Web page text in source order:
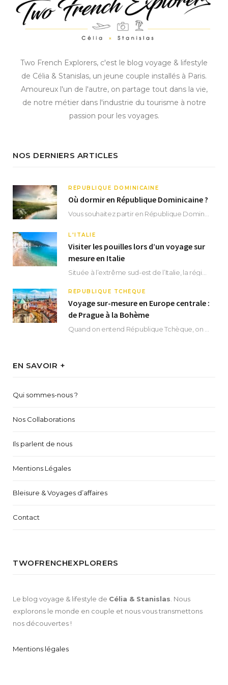
Two French Explorers, c'est le blog voyage & lifestyle
de Célia & Stanislas, un jeune couple installés à Paris.
Amoureux l'un de l'autre, on partage tout dans la vie,
de notre métier dans l'industrie du tourisme à notre
passion pour les voyages.
NOS DERNIERS ARTICLES
RÉPUBLIQUE DOMINICAINE
Où dormir en République Dominicaine ?
L'ITALIE
Visiter les pouilles lors d’un voyage sur
mesure en Italie
RÉPUBLIQUE TCHÈQUE
Voyage sur-mesure en Europe centrale :
de Prague à la Bohème
EN SAVOIR +
Qui sommes-nous ?
Nos Collaborations
Ils parlent de nous
Mentions Légales
Bleisure & Voyages d’affaires
Contact
TWOFRENCHEXPLORERS
Le blog voyage & lifestyle de Célia & Stanislas . Nous
explorons le monde en couple et nous vous transmettons
nos découvertes !
Mentions légales